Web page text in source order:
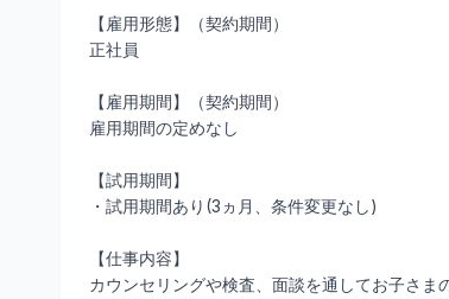
【雇用形態】（契約期間）
正社員
【雇用期間】（契約期間）
雇用期間の定めなし
【試用期間】
・試用期間あり(3ヵ月、条件変更なし)
【仕事内容】
カウンセリングや検査、面談を通してお子さ